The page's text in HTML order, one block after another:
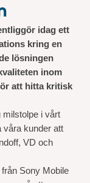
idag ett
kring en
lösningen
inom
att hitta kritisk
milstolpe i vårt
våra kunder att
VD och
Sony Mobile